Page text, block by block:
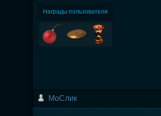
Награды пользователя
МоСлик